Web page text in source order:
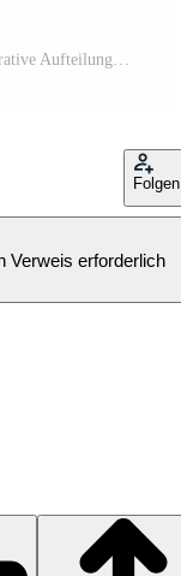
Baja Kalifornien sur Zustand Karte, administrative Aufteilung von das Land von Mexiko. Illustration. Pro Vektor
Folgen
Verweis erforderlich